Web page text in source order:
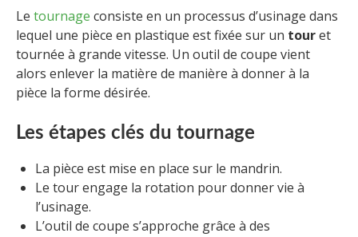
Le tournage consiste en un processus d’usinage dans
lequel une pièce en plastique est fixée sur un touret
tournée à grande vitesse. Un outil de coupe vient
alors enlever la matière de manière à donner à la
pièce la forme désirée.
Les étapes clés du tournage
La pièce est mise en place sur le mandrin.
Le tour engage la rotation pour donner vie à
l’usinage.
L’outil de coupe s’approche grâce à des